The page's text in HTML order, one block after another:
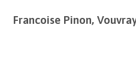
Francoise Pinon,